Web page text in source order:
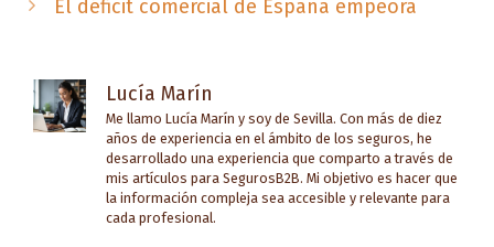
El déficit comercial de España empeora
Lucía Marín
Me llamo Lucía Marín y soy de Sevilla. Con más de diez
años de experiencia en el ámbito de los seguros, he
desarrollado una experiencia que comparto a través de
mis artículos para SegurosB2B. Mi objetivo es hacer que
la información compleja sea accesible y relevante para
cada profesional.